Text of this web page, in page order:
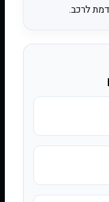
לרכב.